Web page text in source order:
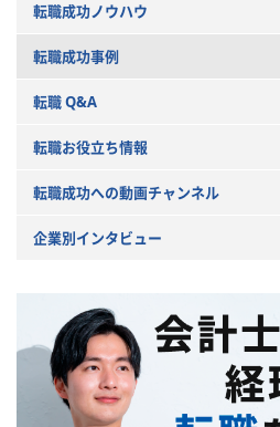
転職成功ノウハウ
転職成功事例
転職 Q&A
転職お役立ち情報
転職成功への動画チャンネル
企業別インタビュー